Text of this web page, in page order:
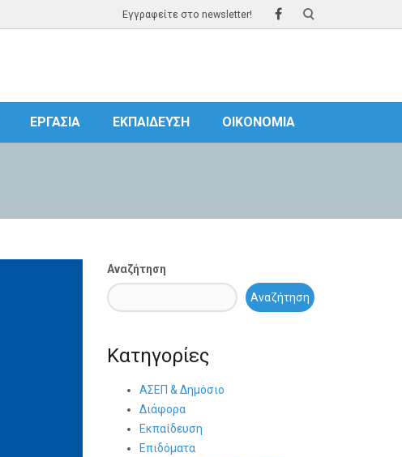
Εγγραφείτε στο newsletter!
ΕΡΓΑΣΊΑ ΕΚΠΑΊΔΕΥΣΗ ΟΙΚΟΝΟΜΊΑ
Αναζήτηση
Αναζήτηση
Κατηγορίες
ΑΣΕΠ & Δημόσιο
Διάφορα
Εκπαίδευση
Επιδόματα